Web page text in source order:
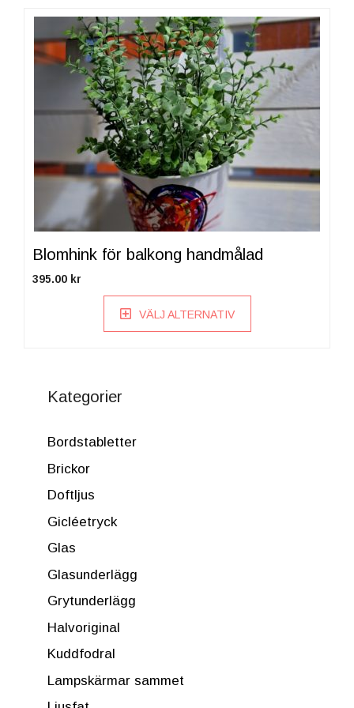
Blomhink för balkong handmålad
395.00 kr
VÄLJ ALTERNATIV
här
produkten
olika
alternativen
väljas
på
produktsidan
Kategorier
Bordstabletter
Brickor
Doftljus
Gicléetryck
Glas
Glasunderlägg
Grytunderlägg
Halvoriginal
Kuddfodral
Lampskärmar sammet